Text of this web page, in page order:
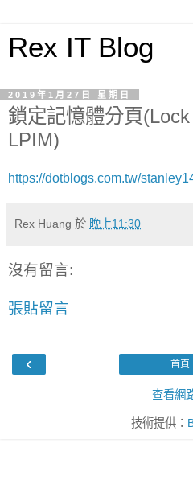
Rex IT Blog
2019年1月27日 星期日
鎖定記憶體分頁
LPIM)
https://dotblogs.com.tw/
Rex Huang 於 晚上11:30
沒有留言:
張貼留言
‹ 首頁
查看網
技術提供：